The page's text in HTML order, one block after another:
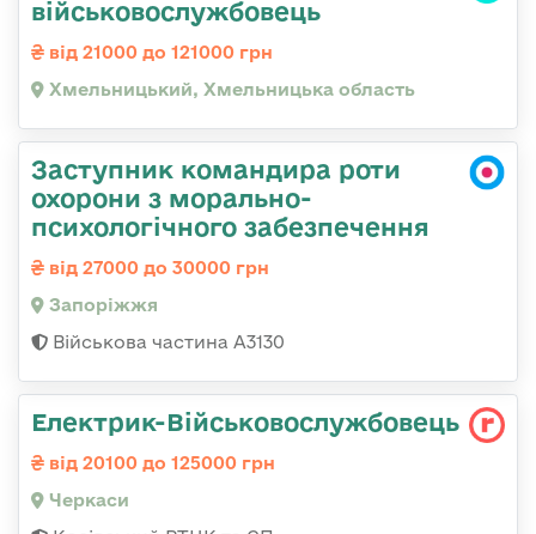
військовослужбовець
від 21000 до 121000 грн
Хмельницький, Хмельницька область
Заступник командира роти
охорони з морально-
психологічного забезпечення
від 27000 до 30000 грн
Запоріжжя
Військова частина А3130
Електрик-Військовослужбовець
від 20100 до 125000 грн
Черкаси